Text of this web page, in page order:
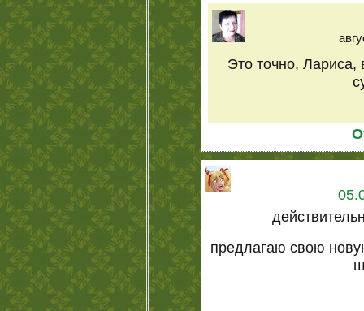
Это точно, Лариса,
предлагаю свою